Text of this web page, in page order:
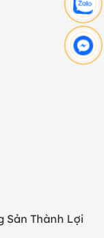
Sản Thành Lợi